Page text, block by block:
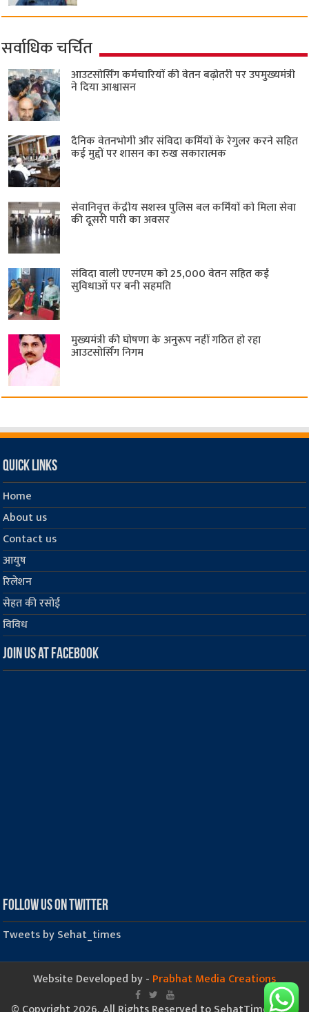
सर्वाधिक चर्चित
आउटसोर्सिंग कर्मचारियों की वेतन बढ़ोतरी पर उपमुख्यमंत्री
ने दिया आश्वासन
दैनिक वेतनभोगी और संविदा कर्मियों के रेगुलर करने सहित
कई मुद्दों पर शासन का रुख सकारात्मक
सेवानिवृत्त केंद्रीय सशस्त्र पुलिस बल ​कर्मियों को मिला सेवा
की दूसरी पारी का अवसर
संविदा वाली एएनएम को 25,000 वेतन सहित कई
सुविधाओं पर बनी सहमति
मुख्यमंत्री की घोषणा के अनुरूप नहीं गठित हो रहा
आउटसोर्सिंग निगम
Quick Links
Home
About us
Contact us
आयुष
रिलेशन
सेहत की रसोई
विविध
Join us at Facebook
Follow us on Twitter
Tweets by Sehat_times
Website Developed by - Prabhat Media Creations